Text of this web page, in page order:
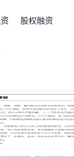
股权融资